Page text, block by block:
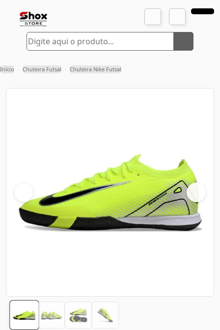
Início › Chuteira Futsal › Chuteira Nike Futsal